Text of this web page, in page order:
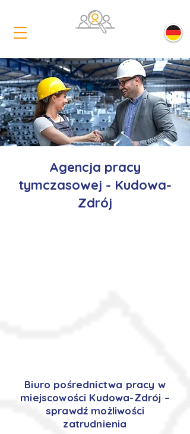
Agencja pracy
tymczasowej - Kudowa-
Zdrój
Biuro pośrednictwa pracy w
miejscowości Kudowa-Zdrój –
sprawdź możliwości
zatrudnienia